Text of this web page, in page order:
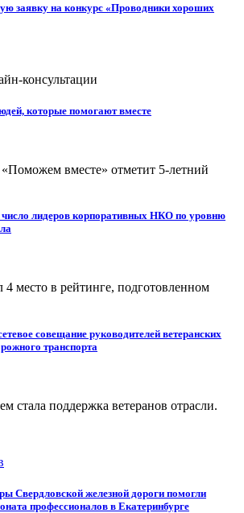
заявку на конкурс «Проводники хороших
консультации
которые помогают вместе
вместе» отметит 5-летний
лидеров корпоративных НКО по уровню
место в рейтинге, подготовленном
совещание руководителей ветеранских
транспорта
стала поддержка ветеранов отрасли.
Свердловской железной дороги помогли
профессионалов в Екатеринбурге